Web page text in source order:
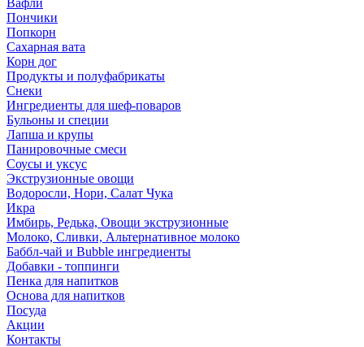
Вафли
Пончики
Попкорн
Сахарная вата
Корн дог
Продукты и полуфабрикаты
Снеки
Ингредиенты для шеф-поваров
Бульоны и специи
Лапша и крупы
Панировочные смеси
Соусы и уксус
Экструзионные овощи
Водоросли, Нори, Салат Чука
Икра
Имбирь, Редька, Овощи экструзионные
Молоко, Сливки, Альтернативное молоко
Баббл-чай и Bubble ингредиенты
Добавки - топпинги
Пенка для напитков
Основа для напитков
Посуда
Акции
Контакты